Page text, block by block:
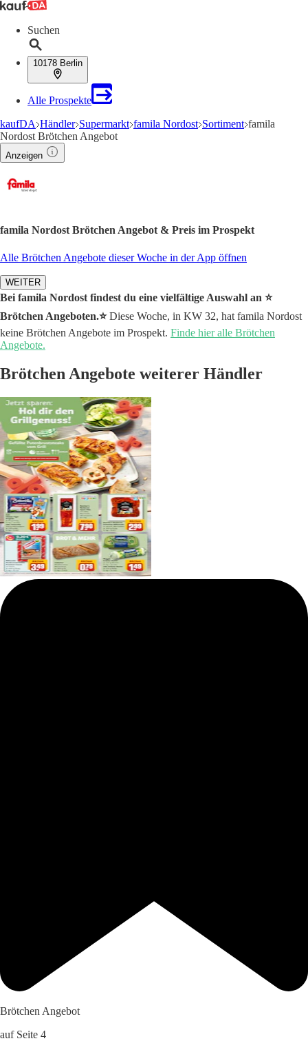
Suchen
10178 Berlin
Alle Prospekte
kaufDA Händler Supermarkt famila Nordost Sortiment famila
Nordost Brötchen Angebot
Anzeigen
famila Nordost Brötchen Angebot & Preis im Prospekt
Alle Brötchen Angebote dieser Woche in der App öffnen
WEITER
Bei famila Nordost findest du eine vielfältige Auswahl an ⭐️
Brötchen Angeboten.⭐️Diese Woche, in KW 32, hat famila Nordost
keine Brötchen Angebote im Prospekt. Finde hier alle Brötchen
Angebote.
Brötchen Angebote weiterer Händler
Brötchen Angebot
auf Seite 4